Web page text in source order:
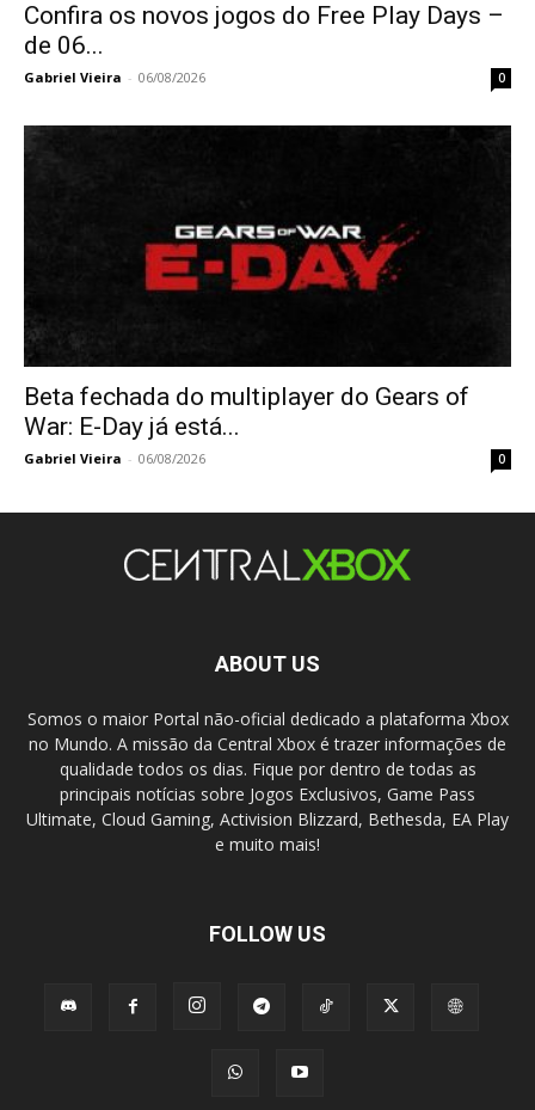
Confira os novos jogos do Free Play Days –
de 06...
Gabriel Vieira - 06/08/2026 0
Beta fechada do multiplayer do Gears of
War: E-Day já está...
Gabriel Vieira - 06/08/2026 0
ABOUT US
Somos o maior Portal não-oficial dedicado a plataforma Xbox
no Mundo. A missão da Central Xbox é trazer informações de
qualidade todos os dias. Fique por dentro de todas as
principais notícias sobre Jogos Exclusivos, Game Pass
Ultimate, Cloud Gaming, Activision Blizzard, Bethesda, EA Play
e muito mais!
FOLLOW US